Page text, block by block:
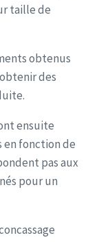
taille de
obtenus
des
ensuite
en fonction de
pas aux
pour un